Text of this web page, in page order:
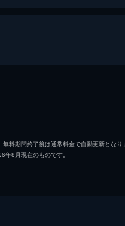
料期間終了後は通常料金で自動更新となり
8月現在のものです。